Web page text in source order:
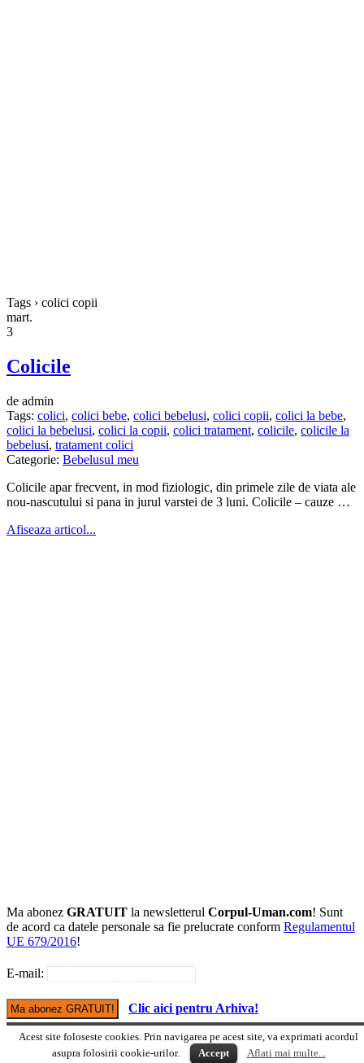
Tags › colici copii
mart.
3
Colicile
de admin
Tags: colici, colici bebe, colici bebelusi, colici copii, colici la bebe,
colici la bebelusi, colici la copii, colici tratament, colicile, colicile la
bebelusi, tratament colici
Categorie: Bebelusul meu
Colicile apar frecvent, in mod fiziologic, din primele zile de viata ale
nou-nascutului si pana in jurul varstei de 3 luni. Colicile – cauze …
Afiseaza articol...
Ma abonez GRATUIT la newsletterul Corpul-Uman.com! Sunt
de acord ca datele personale sa fie prelucrate conform Regulamentul
UE 679/2016!
E-mail:
Clic aici pentru Arhiva!
Versiune mobile
Acest site foloseste cookies. Prin navigarea pe acest site, va exprimati acordul
asupra folosirii cookie-urilor.
Accept Aflati mai multe...
© Copyright Corpul-uman.com